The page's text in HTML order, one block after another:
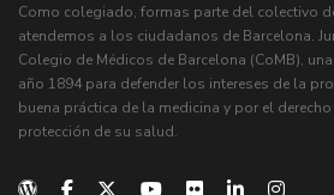
Como colegiado, formas parte del colectivo
atendemos a los ciudadanos de Barcelona.
Colegio de Médicos de Barcelona (CoMB),
año 1894 para defender los intereses de la
buena práctica de la medicina y por el
protección de su salud.